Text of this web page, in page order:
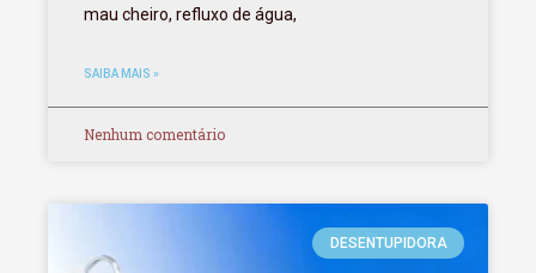
mau cheiro, refluxo de água,
SAIBA MAIS »
Nenhum comentário
DESENTUPIDORA